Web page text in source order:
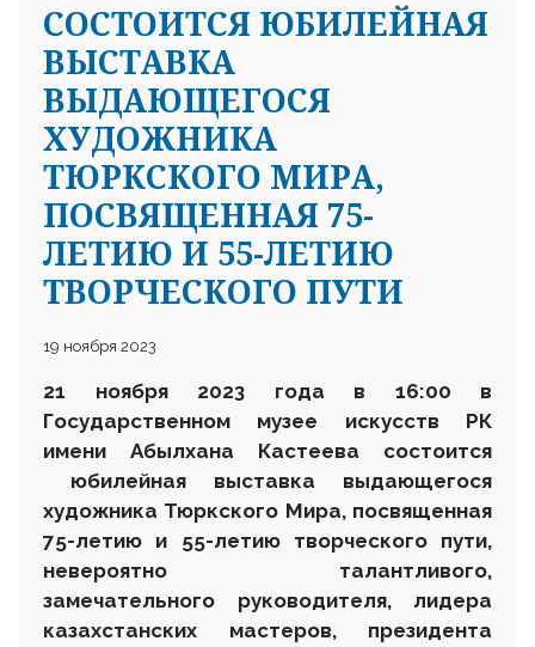
СОСТОИТСЯ ЮБИЛЕЙНАЯ
ВЫСТАВКА
ВЫДАЮЩЕГОСЯ
ХУДОЖНИКА
ТЮРКСКОГО МИРА,
ПОСВЯЩЕННАЯ 75-
ЛЕТИЮ И 55-ЛЕТИЮ
ТВОРЧЕСКОГО ПУТИ
19 ноября 2023
21 ноября 2023 года в 16:00 в
Государственном музее искусств РК
имени Абылхана Кастеева состоится
юбилейная выставка выдающегося
художника Тюркского Мира, посвященная
75-летию и 55-летию творческого пути,
невероятно талантливого,
замечательного руководителя, лидера
казахстанских мастеров, президента